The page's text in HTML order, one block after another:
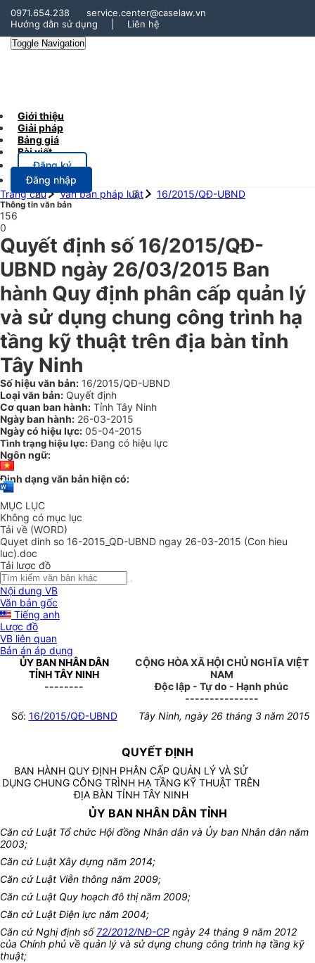
0971.654.238
service.center@caselaw.vn
Hướng dẫn sử dụng
Liên hệ
Toggle Navigation
Giới thiệu
Giải pháp
Bảng giá
Bài viết
Đăng ký
Đăng nhập
Trang chủ
Văn bản pháp luật 16/2015/QĐ-UBND
Thông tin văn bản
156
0
Quyết định số 16/2015/QĐ-
UBND ngày 26/03/2015 Ban
hành Quy định phân cấp quản lý
và sử dụng chung công trình hạ
tầng kỹ thuật trên địa bàn tỉnh
Tây Ninh
Số hiệu văn bản: 16/2015/QĐ-UBND
Loại văn bản: Quyết định
Cơ quan ban hành: Tỉnh Tây Ninh
Ngày ban hành: 26-03-2015
Ngày có hiệu lực: 05-04-2015
Tình trạng hiệu lực: Đang có hiệu lực
Ngôn ngữ:
Định dạng văn bản hiện có:
MỤC LỤC
Không có mục lục
Tải về (WORD)
Quyet dinh so 16-2015_QD-UBND ngay 26-03-2015 (Con hieu
luc).doc
Tải lược đồ
Nội dung VB
Văn bản gốc
Tiếng anh
Lược đồ
VB liên quan
Bản án áp dụng
ỦY BAN NHÂN DÂN
TỈNH TÂY NINH
--------
CỘNG HÒA XÃ HỘI CHỦ NGHĨA VIỆT
NAM
Độc lập - Tự do - Hạnh phúc
---------------
Số: 16/2015/QĐ-UBND Tây Ninh, ngày 26 tháng 3 năm 2015
QUYẾT ĐỊNH
BAN HÀNH QUY ĐỊNH PHÂN CẤP QUẢN LÝ VÀ SỬ
DỤNG CHUNG CÔNG TRÌNH HẠ TẦNG KỸ THUẬT TRÊN
ĐỊA BÀN TỈNH TÂY NINH
ỦY BAN NHÂN DÂN TỈNH
Căn cứ Luật Tổ chức Hội đồng Nhân dân và Ủy ban Nhân dân năm
2003;
Căn cứ Luật Xây dựng năm 2014;
Căn cứ Luật Viễn thông năm 2009;
Căn cứ Luật Quy hoạch đô thị năm 2009;
Căn cứ Luật Điện lực năm 2004;
Căn cứ Nghị định số72/2012/NĐ-CP ngày 24 tháng 9 năm 2012
của Chính phủ về quản lý và sử dụng chung công trình hạ tầng kỹ
thuật;